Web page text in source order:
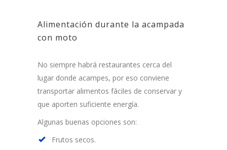
Alimentación durante la acampada
con moto
No siempre habrá restaurantes cerca del
lugar donde acampes, por eso conviene
transportar alimentos fáciles de conservar y
que aporten suficiente energía.
Algunas buenas opciones son:
Frutos secos.